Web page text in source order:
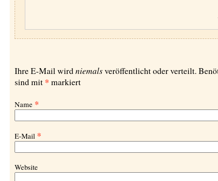
Ihre E-Mail wirdniemalsveröffentlicht oder verteilt.
sind mit * markiert
Name *
E-Mail *
Website